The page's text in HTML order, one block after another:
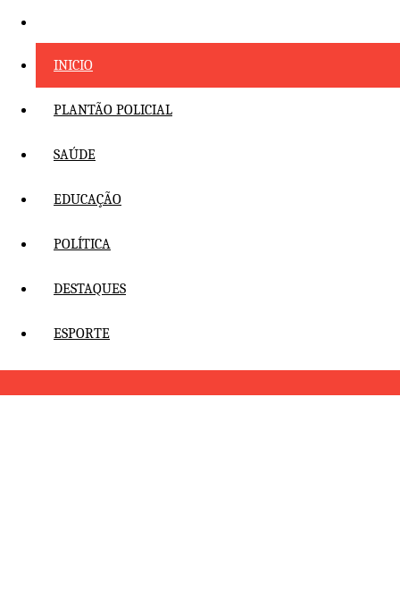
Pular
conteúdo INICIO
PLANTÃO POLICIAL
SAÚDE
EDUCAÇÃO
POLÍTICA
DESTAQUES
ESPORTE